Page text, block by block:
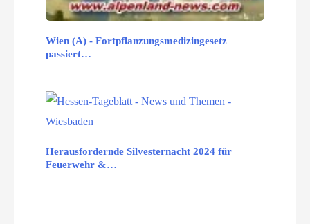
Wien (A) - Fortpflanzungsmedizingesetz
passiert…
Herausfordernde Silvesternacht 2024 für
Feuerwehr &…